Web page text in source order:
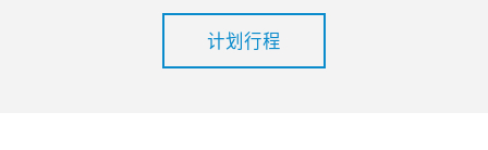
计划行程